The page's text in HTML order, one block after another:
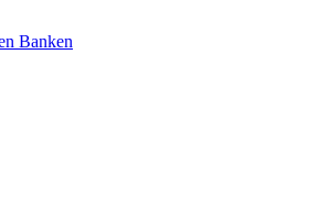
Banken